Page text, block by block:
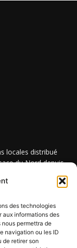
des technologies
informations des
permettra de
navigation ou les ID
de retirer son
locales distribué
du Nord depuis
Erstein depuis
depuis 2023.